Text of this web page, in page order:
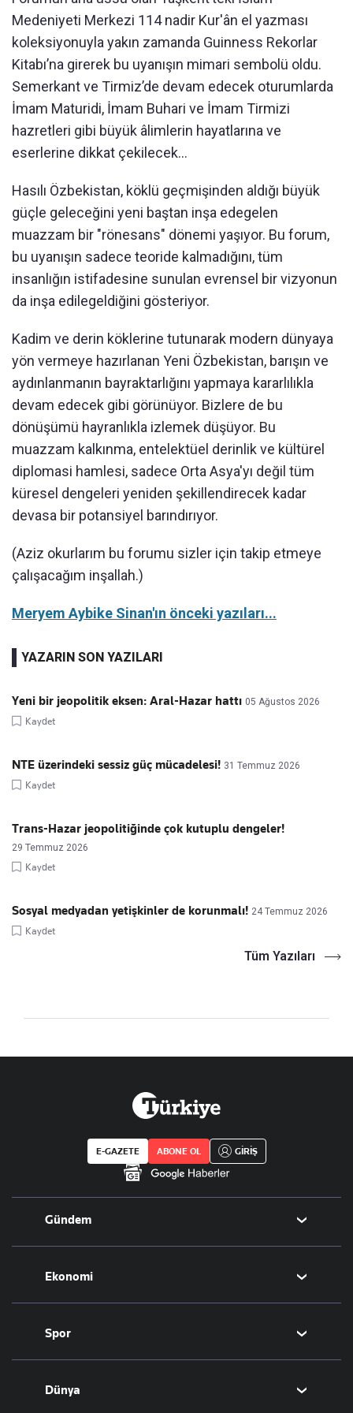
Medeniyeti Merkezi 114 nadir Kur'ân el yazması
koleksiyonuyla yakın zamanda Guinness Rekorlar
Kitabı’na girerek bu uyanışın mimari sembolü oldu.
Semerkant ve Tirmiz’de devam edecek oturumlarda
İmam Maturidi, İmam Buhari ve İmam Tirmizi
hazretleri gibi büyük âlimlerin hayatlarına ve
eserlerine dikkat çekilecek...
Hasılı Özbekistan, köklü geçmişinden aldığı büyük
güçle geleceğini yeni baştan inşa edegelen
muazzam bir "rönesans" dönemi yaşıyor. Bu forum,
bu uyanışın sadece teoride kalmadığını, tüm
insanlığın istifadesine sunulan evrensel bir vizyonun
da inşa edilegeldiğini gösteriyor.
Kadim ve derin köklerine tutunarak modern dünyaya
yön vermeye hazırlanan Yeni Özbekistan, barışın ve
aydınlanmanın bayraktarlığını yapmaya kararlılıkla
devam edecek gibi görünüyor. Bizlere de bu
dönüşümü hayranlıkla izlemek düşüyor. Bu
muazzam kalkınma, entelektüel derinlik ve kültürel
diplomasi hamlesi, sadece Orta Asya'yı değil tüm
küresel dengeleri yeniden şekillendirecek kadar
devasa bir potansiyel barındırıyor.
(Aziz okurlarım bu forumu sizler için takip etmeye
çalışacağım inşallah.)
Meryem Aybike Sinan'ın önceki yazıları...
YAZARIN SON YAZILARI
Yeni bir jeopolitik eksen: Aral-Hazar hattı 05 Ağustos 2026
Kaydet
NTE üzerindeki sessiz güç mücadelesi! 31 Temmuz 2026
Kaydet
Trans-Hazar jeopolitiğinde çok kutuplu dengeler!
29 Temmuz 2026
Kaydet
Sosyal medyadan yetişkinler de korunmalı! 24 Temmuz 2026
Kaydet
Tüm Yazıları
E-GAZETE ABONE OL GİRİŞ
Gündem
Politika
Eğitim
Ekonomi
Borsa
Altın
Döviz
Hisse Senedi
Spor
Futbol
Puan Durumu
Dünya